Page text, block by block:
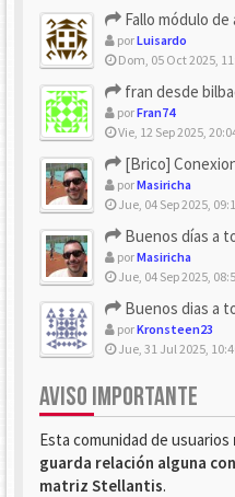
Fallo módulo
porLuisardo
Dom, 05 Oct 2025,
fran desde
porFran74
Vie, 12 Sep 2025,
[Brico]
porMasiricha
Jue, 04 Sep 2025,
Buenos días a
porMasiricha
Jue, 04 Sep 2025,
Buenos dias a
porKronsteen23
Jue, 31 Jul 2025,
AVISO IMPORTANTE
Esta comunidad de usuarios
guarda relación alguna
matriz Stellantis.